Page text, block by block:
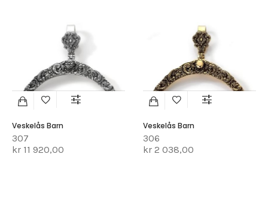
Veskelås Barn
307
kr 11 920,00
Veskelås Barn
306
kr 2 038,00